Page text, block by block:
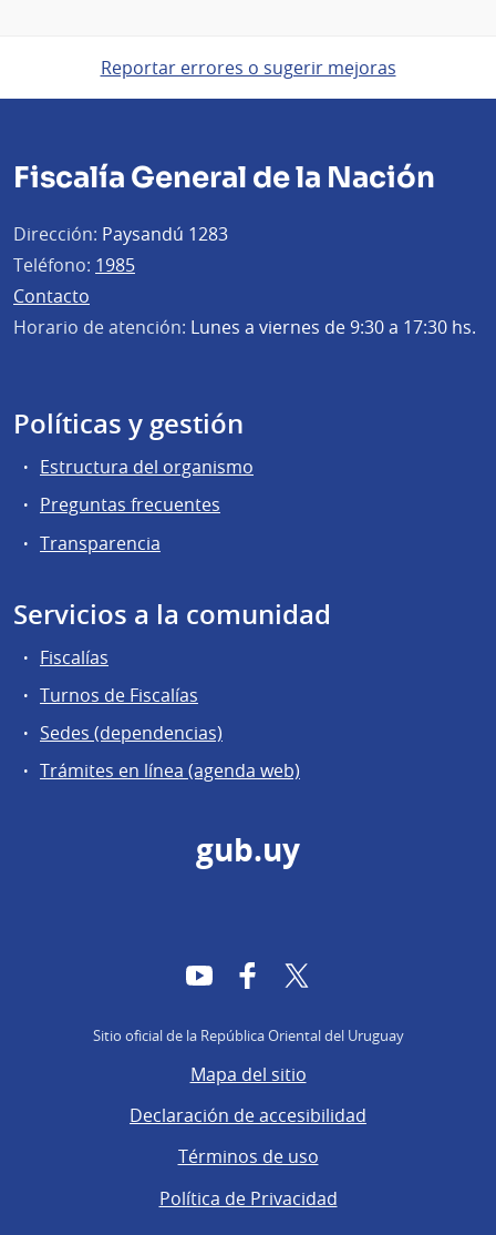
Reportar errores o sugerir mejoras
Fiscalía General de la Nación
Dirección: Paysandú 1283
Teléfono: 1985
Contacto
Horario de atención: Lunes a viernes de 9:30 a 17:30 hs.
Políticas y gestión
Estructura del organismo
Preguntas frecuentes
Transparencia
Servicios a la comunidad
Fiscalías
Turnos de Fiscalías
Sedes (dependencias)
Trámites en línea (agenda web)
gub.uy
YouTubeFacebook
Sitio oficial de la República Oriental del Uruguay
Mapa del sitio
Declaración de accesibilidad
Términos de uso
Política de Privacidad